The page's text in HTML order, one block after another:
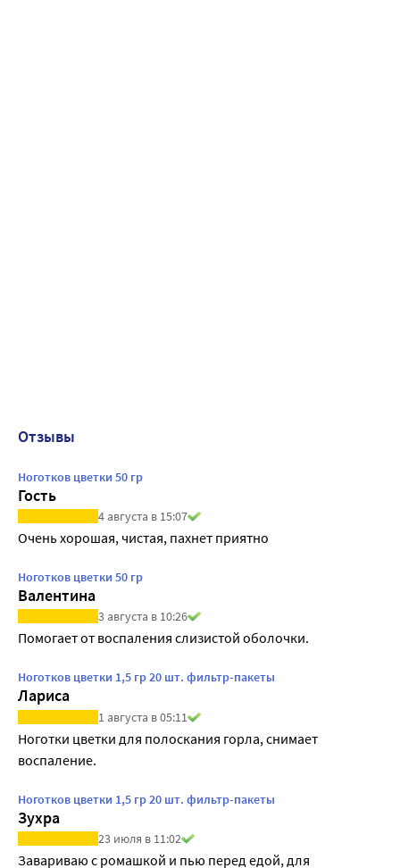
Отзывы
Ноготков цветки 50 гр
Гость
4 августа в 15:07
Очень хорошая, чистая, пахнет приятно
Ноготков цветки 50 гр
Валентина
3 августа в 10:26
Помогает от воспаления слизистой оболочки.
Ноготков цветки 1,5 гр 20 шт. фильтр-пакеты
Лариса
1 августа в 05:11
Ноготки цветки для полоскания горла, снимает
воспаление.
Ноготков цветки 1,5 гр 20 шт. фильтр-пакеты
Зухра
23 июля в 11:02
Завариваю с ромашкой и пью перед едой, для